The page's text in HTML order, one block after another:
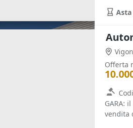
Asta
Offerta
GARA:
vendita